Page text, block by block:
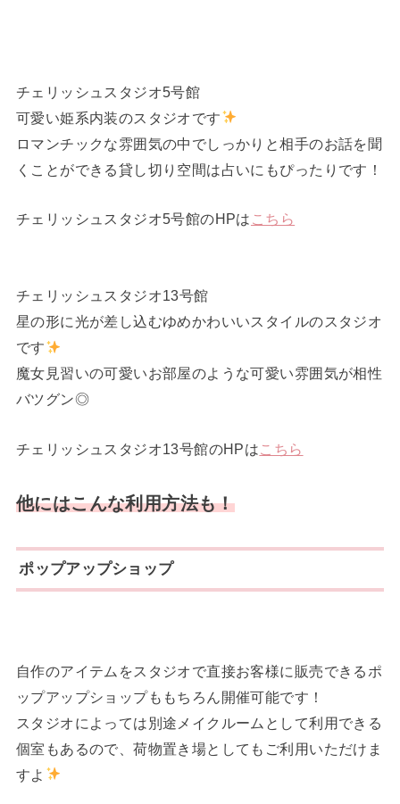
チェリッシュスタジオ5号館
可愛い姫系内装のスタジオです
ロマンチックな雰囲気の中でしっかりと相手のお話を聞
くことができる貸し切り空間は占いにもぴったりです！
チェリッシュスタジオ5号館のHPは こちら
チェリッシュスタジオ13号館
星の形に光が差し込むゆめかわいいスタイルのスタジオ
です
魔女見習いの可愛いお部屋のような可愛い雰囲気が相性
バツグン◎
チェリッシュスタジオ13号館のHPはこちら
他にはこんな利用方法も！
ポップアップショップ
自作のアイテムをスタジオで直接お客様に販売できるポ
ップアップショップももちろん開催可能です！
スタジオによっては別途メイクルームとして利用できる
個室もあるので、荷物置き場としてもご利用いただけま
すよ